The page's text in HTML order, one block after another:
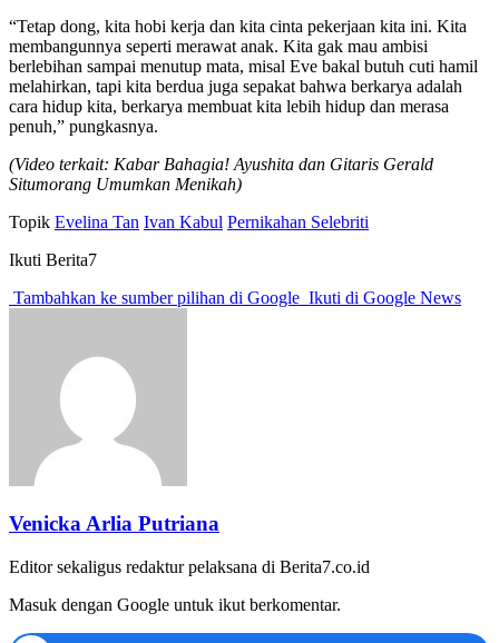
“Tetap dong, kita hobi kerja dan kita cinta pekerjaan kita ini. Kita
membangunnya seperti merawat anak. Kita gak mau ambisi
berlebihan sampai menutup mata, misal Eve bakal butuh cuti hamil
melahirkan, tapi kita berdua juga sepakat bahwa berkarya adalah
cara hidup kita, berkarya membuat kita lebih hidup dan merasa
penuh,” pungkasnya.
(Video terkait: Kabar Bahagia! Ayushita dan Gitaris Gerald
Situmorang Umumkan Menikah)
Topik Evelina Tan Ivan Kabul Pernikahan Selebriti
Ikuti Berita7
Tambahkan ke sumber pilihan di Google Ikuti di Google News
Venicka Arlia Putriana
Editor sekaligus redaktur pelaksana di Berita7.co.id
Masuk dengan Google untuk ikut berkomentar.